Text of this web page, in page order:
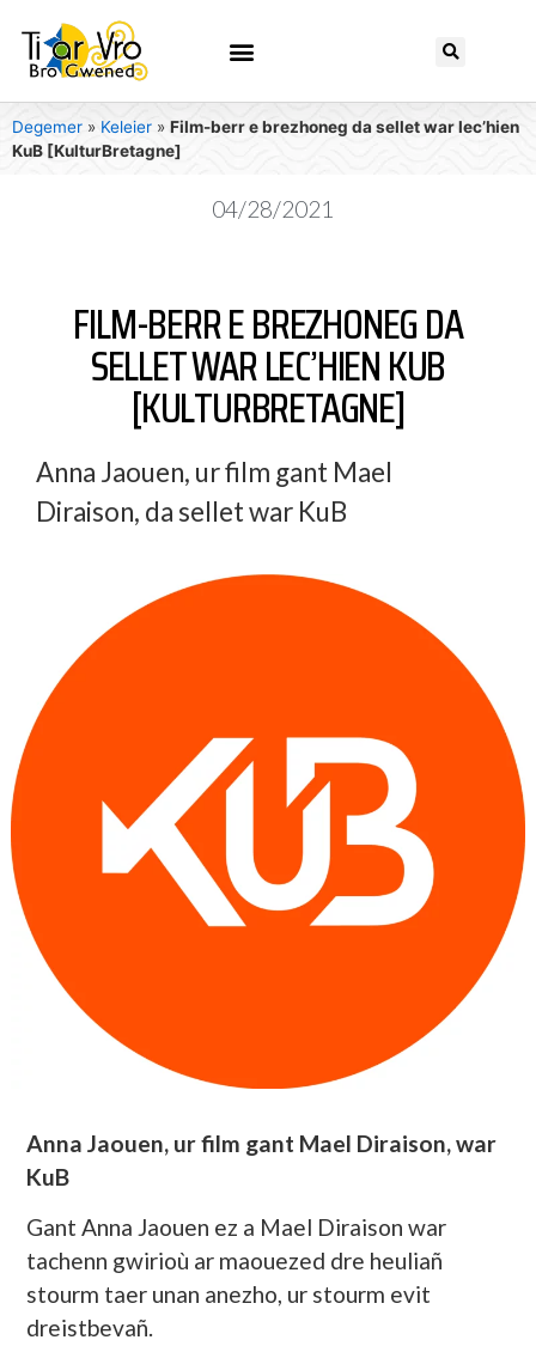
Degemer » Keleier » Film-berr e brezhoneg da sellet war lec’hien
KuB [KulturBretagne]
04/28/2021
FILM-BERR E BREZHONEG DA
SELLET WAR LEC’HIEN KUB
[KULTURBRETAGNE]
Anna Jaouen, ur film gant Mael
Diraison, da sellet war KuB
Anna Jaouen, ur film gant Mael Diraison, war
KuB
Gant Anna Jaouen ez a Mael Diraison war
tachenn gwirioù ar maouezed dre heuliañ
stourm taer unan anezho, ur stourm evit
dreistbevañ.